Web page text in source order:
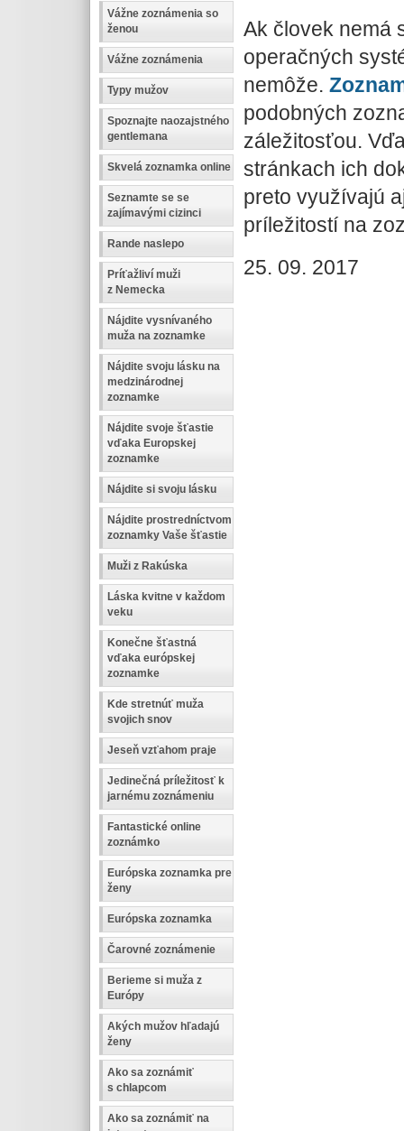
Vážne zoznámenia so
ženou
Vážne zoznámenia
Typy mužov
Spoznajte naozajstného
gentlemana
Skvelá zoznamka online
Seznamte se se
zajímavými cizinci
Rande naslepo
Príťažliví muži
z Nemecka
Nájdite vysnívaného
muža na zoznamke
Nájdite svoju lásku na
medzinárodnej
zoznamke
Nájdite svoje šťastie
vďaka Europskej
zoznamke
Nájdite si svoju lásku
Nájdite prostredníctvom
zoznamky Vaše šťastie
Muži z Rakúska
Láska kvitne v každom
veku
Konečne šťastná
vďaka európskej
zoznamke
Kde stretnúť muža
svojich snov
Jeseň vzťahom praje
Jedinečná príležitosť k
jarnému zoznámeniu
Fantastické online
zoznámko
Európska zoznamka pre
ženy
Európska zoznamka
Čarovné zoznámenie
Berieme si muža z
Európy
Akých mužov hľadajú
ženy
Ako sa zoznámiť
s chlapcom
Ako sa zoznámiť na
Ak človek nemá
operačných
nemôže.
podobných
záležitosťou.
stránkach ich
preto využívajú
príležitostí na
25. 09. 2017